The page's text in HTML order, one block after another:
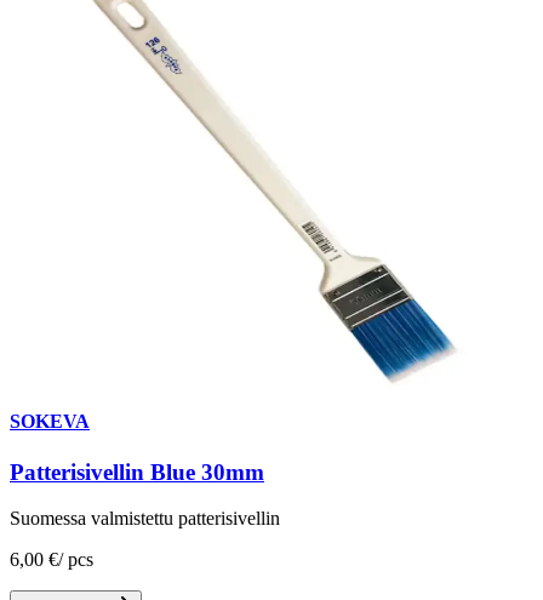
SOKEVA
Patterisivellin Blue 30mm
Suomessa valmistettu patterisivellin
6,00 €/ pcs